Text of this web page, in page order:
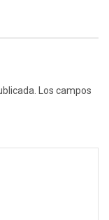
Los campos